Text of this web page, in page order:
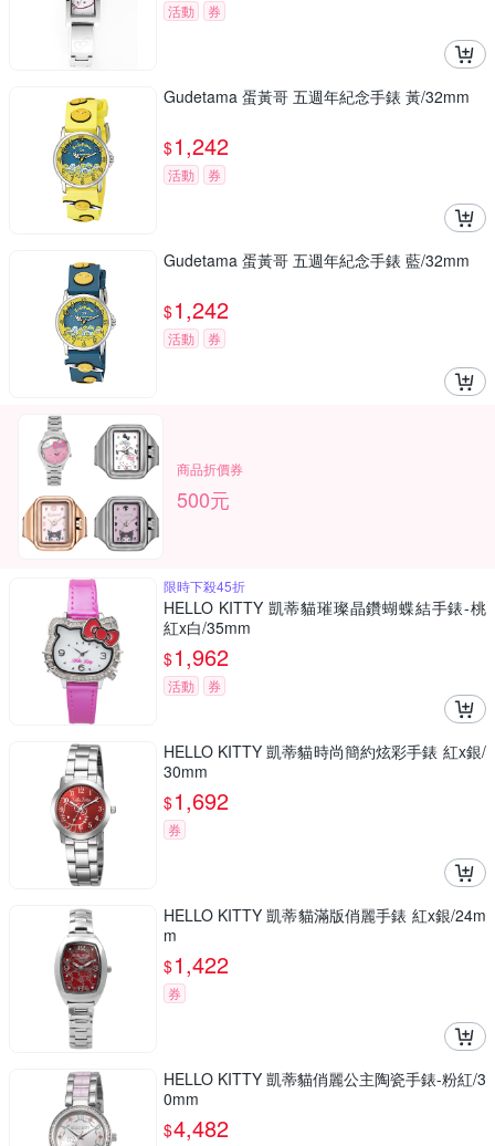
活動 券
Gudetama 蛋黃哥 五週年紀念手錶 黃/32mm
$1,242
活動 券
Gudetama 蛋黃哥 五週年紀念手錶 藍/32mm
$1,242
活動 券
商品折價券
500元
限時下殺45折
HELLO KITTY 凱蒂貓璀璨晶鑽蝴蝶結手錶-桃
紅x白/35mm
$1,962
活動 券
HELLO KITTY 凱蒂貓時尚簡約炫彩手錶 紅x銀/
30mm
$1,692
券
HELLO KITTY 凱蒂貓滿版俏麗手錶 紅x銀/24m
m
$1,422
券
HELLO KITTY 凱蒂貓俏麗公主陶瓷手錶-粉紅/3
0mm
$4,482